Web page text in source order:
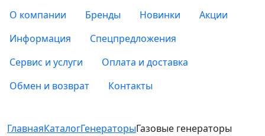
О компании Бренды Новинки
Акции
Информация
Спецпредложения
Сервис и услуги
Оплата и доставка
Обмен и возврат
Контакты
ГлавнаяКаталогГенераторыГазовые генераторы